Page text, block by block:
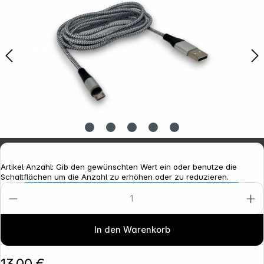
Artikel Anzahl: Gib den gewünschten Wert ein oder benutze die
Schaltflächen um die Anzahl zu erhöhen oder zu reduzieren.
In den Warenkorb
Gesetzliche Informationen